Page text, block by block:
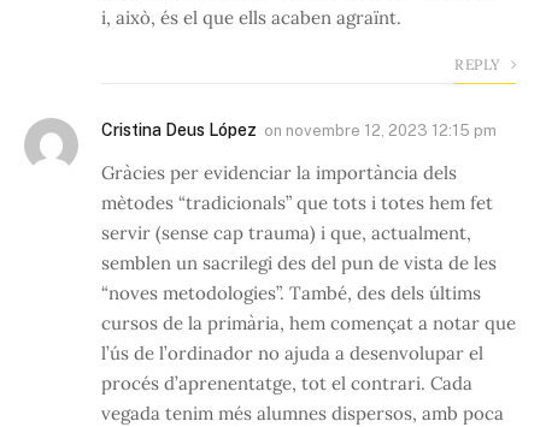
i, això, és el que ells acaben agraïnt.
REPLY
Cristina Deus López on novembre 12, 2023 12:15 pm
Gràcies per evidenciar la importància dels
mètodes “tradicionals” que tots i totes hem fet
servir (sense cap trauma) i que, actualment,
semblen un sacrilegi des del pun de vista de les
“noves metodologies”. També, des dels últims
cursos de la primària, hem començat a notar que
l’ús de l’ordinador no ajuda a desenvolupar el
procés d’aprenentatge, tot el contrari. Cada
vegada tenim més alumnes dispersos, amb poca